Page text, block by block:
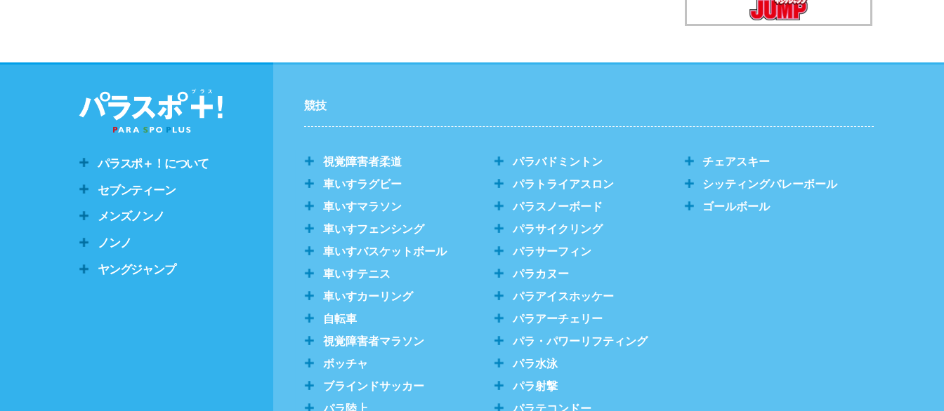
パラスポ＋！について
セブンティーン
メンズノンノ
ノンノ
ヤングジャンプ
競技
視覚障害者柔道
車いすラグビー
車いすマラソン
車いすフェンシング
車いすバスケットボール
車いすテニス
車いすカーリング
自転車
視覚障害者マラソン
ボッチャ
ブラインドサッカー
パラバドミントン
パラトライアスロン
パラスノーボード
パラサイクリング
パラサーフィン
パラカヌー
パラアイスホッケー
パラアーチェリー
パラ・パワーリフティング
パラ水泳
パラ射撃
チェアスキー
シッティングバレーボール
ゴールボール